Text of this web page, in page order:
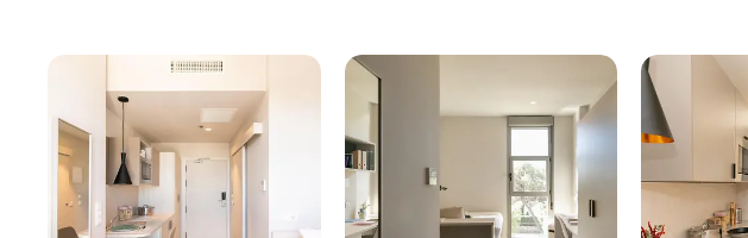
外观